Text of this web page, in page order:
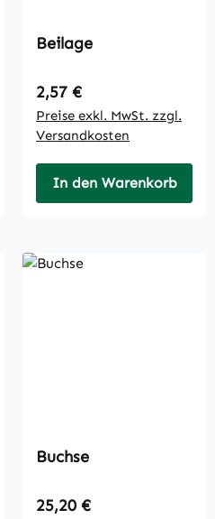
Beilage
Regulärer Preis:
2,57 €
Preise exkl. MwSt. zzgl.
Versandkosten
In den Warenkorb
Buchse
Regulärer Preis:
25,20 €